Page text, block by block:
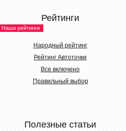
Рейтинги
Наши рейтинги
Народный рейтинг
Рейтинг Автоточки
Все включено
Правильный выбор
Полезные статьи